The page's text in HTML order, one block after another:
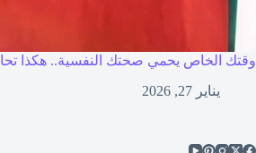
وقتك الخاص يحمي صحتك النفسية.. هكذا
يناير 27, 2026